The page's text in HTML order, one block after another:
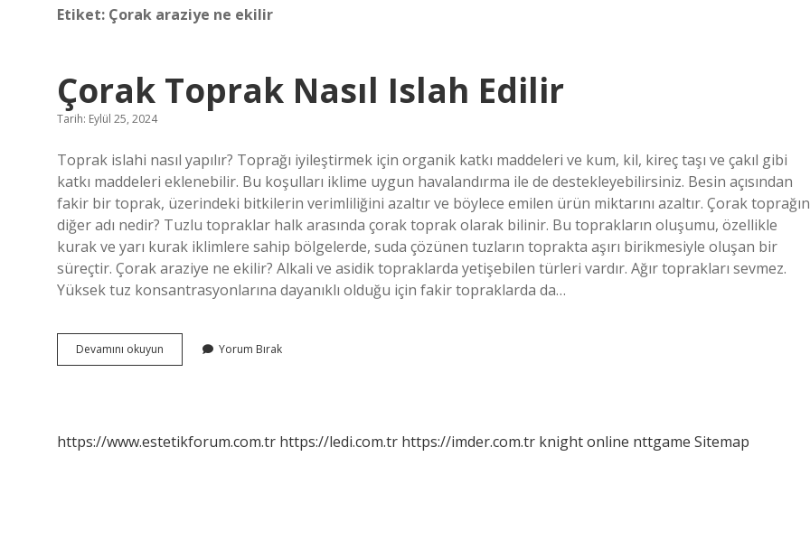
Etiket: Çorak araziye ne ekilir
Çorak Toprak Nasıl Islah Edilir
Tarih: Eylül 25, 2024
Toprak islahi nasıl yapılır? Toprağı iyileştirmek için organik katkı maddeleri ve kum, kil, kireç taşı ve çakıl gibi
katkı maddeleri eklenebilir. Bu koşulları iklime uygun havalandırma ile de destekleyebilirsiniz. Besin açısından
fakir bir toprak, üzerindeki bitkilerin verimliliğini azaltır ve böylece emilen ürün miktarını azaltır. Çorak toprağın
diğer adı nedir? Tuzlu topraklar halk arasında çorak toprak olarak bilinir. Bu toprakların oluşumu, özellikle
kurak ve yarı kurak iklimlere sahip bölgelerde, suda çözünen tuzların toprakta aşırı birikmesiyle oluşan bir
süreçtir. Çorak araziye ne ekilir? Alkali ve asidik topraklarda yetişebilen türleri vardır. Ağır toprakları sevmez.
Yüksek tuz konsantrasyonlarına dayanıklı olduğu için fakir topraklarda da…
Devamını okuyun
Toprak
Yorum Bırak
https://www.estetikforum.com.tr https://ledi.com.tr https://imder.com.tr knight online nttgame Sitemap